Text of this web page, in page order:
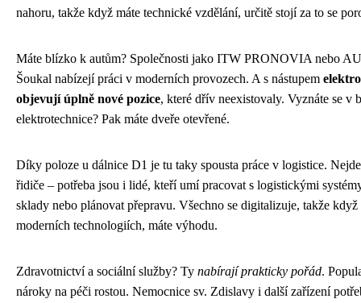
nahoru, takže když máte technické vzdělání, určitě stojí za to se
Máte blízko k autům? Společnosti jako ITW PRONOVIA nebo
Šoukal nabízejí práci v moderních provozech. A s nástupem
objevují úplně nové pozice, které dřív neexistovaly. Vyznáte se v
elektrotechnice? Pak máte dveře otevřené.
Díky poloze u dálnice D1 je tu taky spousta práce v logistice.
řidiče – potřeba jsou i lidé, kteří umí pracovat s logistickými
sklady nebo plánovat přepravu. Všechno se digitalizuje, takže když
moderních technologiích, máte výhodu.
Zdravotnictví a sociální služby? Ty nabírají prakticky pořád.
nároky na péči rostou. Nemocnice sv. Zdislavy i další zařízení